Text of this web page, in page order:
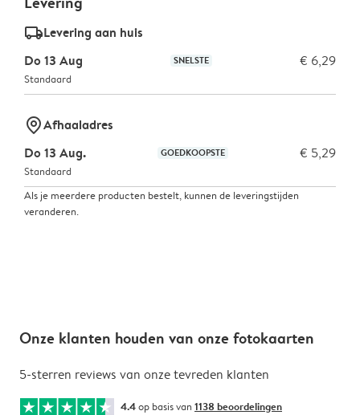
delivery_standard_v2Levering aan huis
Do 13 Aug
SNELSTE € 6,29
Standaard
marker-pinAfhaaladres
Do 13 Aug.
GOEDKOOPSTE € 5,29
Standaard
Als je meerdere producten bestelt, kunnen de leveringstijden
veranderen.
Onze klanten houden van onze fotokaarten
5-sterren reviews van onze tevreden klanten
4.4op basis van 1138 beoordelingen